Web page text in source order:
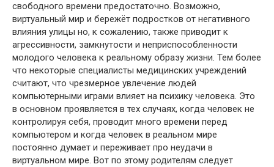
свободного времени предостаточно. Возможно,
виртуальный мир и бережёт подростков от негативного
влияния улицы но, к сожалению, также приводит к
агрессивности, замкнутости и неприспособленности
молодого человека к реальному образу жизни. Тем более
что некоторые специалисты медицинских учреждений
считают, что чрезмерное увлечение людей
компьютерными играми влияет на психику человека. Это
в основном проявляется в тех случаях, когда человек не
контролируя себя, проводит много времени перед
компьютером и когда человек в реальном мире
постоянно думает и переживает про неудачи в
виртуальном мире. Вот по этому родителям следует